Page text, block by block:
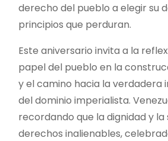
derecho del pueblo a elegir su
principios que perduran.
Este aniversario invita a la
papel del pueblo en la
y el camino hacia la verdadera
del dominio imperialista.
recordando que la dignidad y
derechos inalienables,